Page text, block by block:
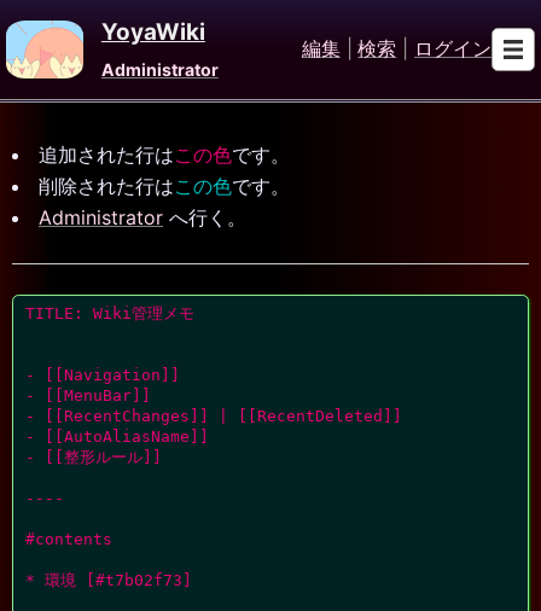
YoyaWiki
Administrator
編集 検索 ログイン
追加された行はこの色です。
削除された行はこの色です。
Administrator へ行く。
TITLE: Wiki管理メモ
- [[Navigation]]
- [[MenuBar]]
- [[RecentChanges]] | [[RecentDeleted]]
- [[AutoAliasName]]
- [[整形ルール]]
----
#contents
* 環境 [#t7b02f73]